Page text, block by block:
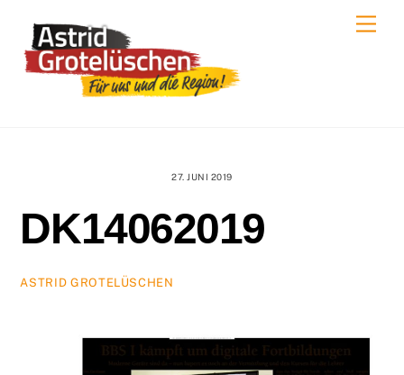
content
27. JUNI 2019
DK14062019
ASTRID GROTELÜSCHEN